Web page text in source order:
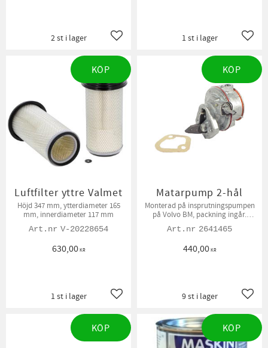
Lägg till i favoriter
2 st i lager 1 st i lager
Luftfilter yttre Valmet
Höjd 347 mm, ytterdiameter 165
mm, innerdiameter 117 mm
V-20228654
630,00KR
Lägg till i favoriter
1 st i lager
KÖP
Matarpump 2-hål
Monterad på insprutningspumpen
på Volvo BM, packning ingår.
2641465
440,00KR
9 st i lager
KÖP
KÖP KÖP